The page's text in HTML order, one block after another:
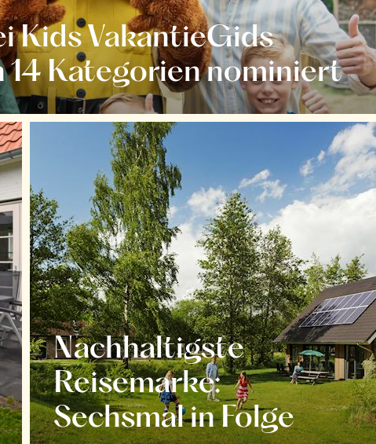
Kids VakantieGids
14 Kategorien nominiert
Nachhaltigste
Reisemarke:
Sechsmal in Folge